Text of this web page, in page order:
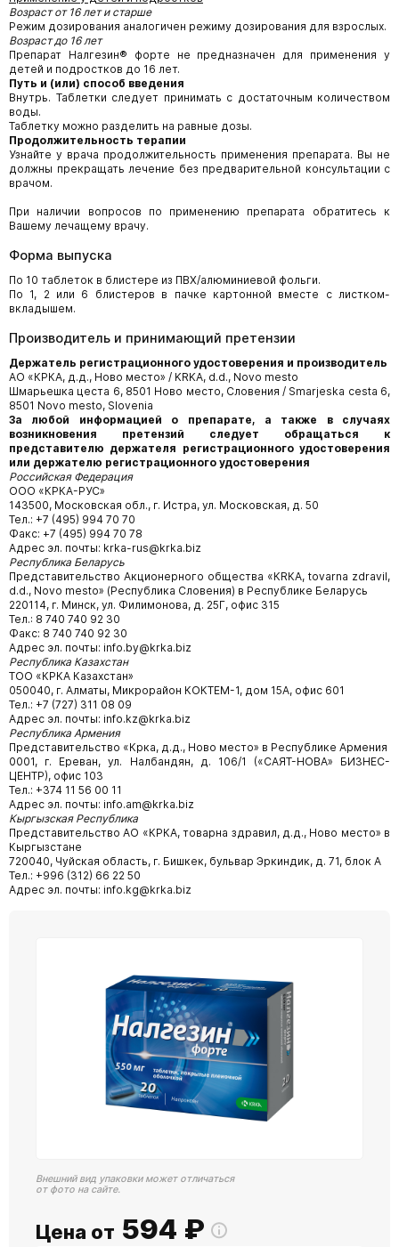
Возраст от 16 лет и старше
Режим дозирования аналогичен режиму дозирования для взрослых.
Возраст до 16 лет
Препарат Налгезин® форте не предназначен для применения у
детей и подростков до 16 лет.
Путь и (или) способ введения
Внутрь. Таблетки следует принимать с достаточным количеством
воды.
Таблетку можно разделить на равные дозы.
Продолжительность терапии
Узнайте у врача продолжительность применения препарата. Вы не
должны прекращать лечение без предварительной консультации с
врачом.
При наличии вопросов по применению препарата обратитесь к
Вашему лечащему врачу.
Форма выпуска
По 10 таблеток в блистере из ПВХ/алюминиевой фольги.
По 1, 2 или 6 блистеров в пачке картонной вместе с листком-
вкладышем.
Производитель и принимающий претензии
Держатель регистрационного удостоверения и производитель
АО «КРКА, д.д., Ново место» / KRKA, d.d., Novo mesto
Шмарьешка цеста 6, 8501 Ново место, Словения / Smarjeska cesta 6,
8501 Novo mesto, Slovenia
За любой информацией о препарате, а также в случаях
возникновения претензий следует обращаться к
представителю держателя регистрационного удостоверения
или держателю регистрационного удостоверения
Российская Федерация
ООО «КРКА-РУС»
143500, Московская обл., г. Истра, ул. Московская, д. 50
Тел.: +7 (495) 994 70 70
Факс: +7 (495) 994 70 78
Адрес эл. почты: krka-rus@krka.biz
Республика Беларусь
Представительство Акционерного общества «КRКА, tovarna zdravil,
d.d., Novo mesto» (Республика Словения) в Республике Беларусь
220114, г. Минск, ул. Филимонова, д. 25Г, офис 315
Тел.: 8 740 740 92 30
Факс: 8 740 740 92 30
Адрес эл. почты: info.by@krka.biz
Республика Казахстан
ТОО «КРКА Казахстан»
050040, г. Алматы, Микрорайон КОКТЕМ-1, дом 15А, офис 601
Тел.: +7 (727) 311 08 09
Адрес эл. почты: info.kz@krka.biz
Республика Армения
Представительство «Крка, д.д., Ново место» в Республике Армения
0001, г. Ереван, ул. Налбандян, д. 106/1 («САЯТ-НОВА» БИЗНЕС-
ЦЕНТР), офис 103
Тел.: +374 11 56 00 11
Адрес эл. почты: info.am@krka.biz
Кыргызская Республика
Представительство АО «КРКА, товарна здравил, д.д., Ново место» в
Кыргызстане
720040, Чуйская область, г. Бишкек, бульвар Эркиндик, д. 71, блок А
Тел.: +996 (312) 66 22 50
Адрес эл. почты: info.kg@krka.biz
Внешний вид упаковки может отличаться
от фото на сайте.
Цена от 594 ₽